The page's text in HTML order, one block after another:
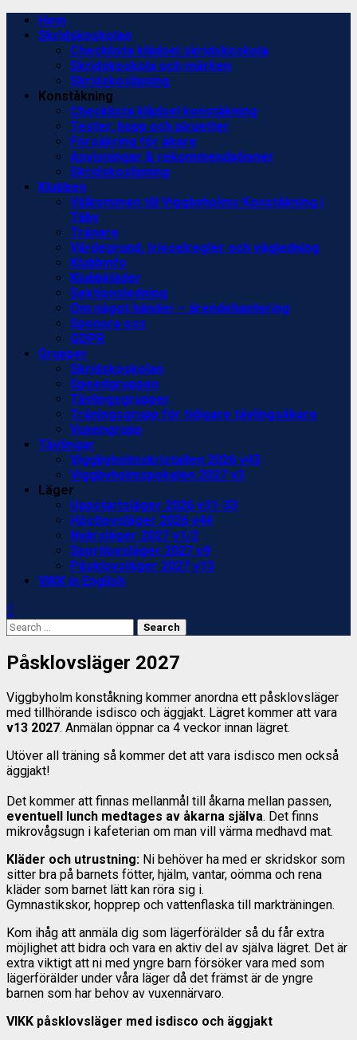
Skip
Primary
Menu
Hem
Skridskoskolan
Checklista klädsel skridskoskola
Skridskoskola och märken
Skridskoslipning
Konståkning
Checklista klädsel konståkning
Tester, hopp och piruetter
Försäkring för åkare
Anvisningar & rekommendationer
Skridskoslipning
Klubben
Välkommen till Viggbyholms Konståkning i
Täby
Tränare
Värdegrund, trivselregler och vägledning
Klubbinfo
Klubbkläder
Sektionsledning
Om något händer – ärendehantering
Sponsra oss
GDPR
Grupper
Skridskoskolan
Speedgruppen
Tävlingsgrupper
Träningsgrupp för tidigare tävlingsåkare
Vuxengrupp
Tävlingar
Viggbyholmskristallen 2026 v43
Viggbyholmspokalen 2027 v3
Läger
Uppstartsläger 2026 v31-33
Höstlovsläger 2026 v44
Nyårsläger 2027 v1/2
Sportlovsläger 2027 v9
Påsklovsläger 2027 v13
VIKK in English
Search
for:
Påsklovsläger 2027
Viggbyholm konståkning kommer anordna ett påsklovsläger
med tillhörande isdisco och äggjakt. Lägret kommer att vara
v13 2027. Anmälan öppnar ca 4 veckor innan lägret.
Utöver all träning så kommer det att vara isdisco men också
äggjakt!
Det kommer att finnas mellanmål till åkarna mellan passen,
eventuell lunch medtages av åkarna själva. Det finns
mikrovågsugn i kafeterian om man vill värma medhavd mat.
Kläder och utrustning: Ni behöver ha med er skridskor som
sitter bra på barnets fötter, hjälm, vantar, oömma och rena
kläder som barnet lätt kan röra sig i.
Gymnastikskor, hopprep och vattenflaska till markträningen.
Kom ihåg att anmäla dig som lägerförälder så du får extra
möjlighet att bidra och vara en aktiv del av själva lägret. Det är
extra viktigt att ni med yngre barn försöker vara med som
lägerförälder under våra läger då det främst är de yngre
barnen som har behov av vuxennärvaro.
VIKK påsklovsläger med isdisco och äggjakt